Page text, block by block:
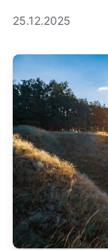
25.12.2025